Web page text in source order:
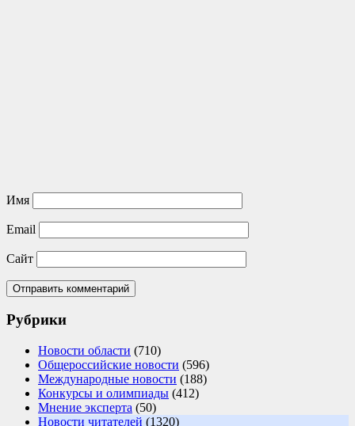
Имя
Email
Сайт
Рубрики
Новости области (710)
Общероссийские новости (596)
Международные новости (188)
Конкурсы и олимпиады (412)
Мнение эксперта (50)
Новости читателей (1320)